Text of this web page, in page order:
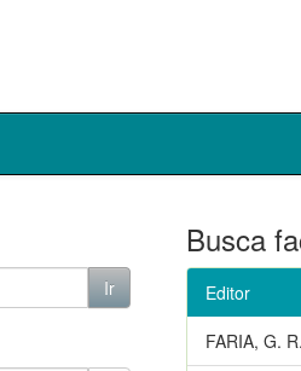
Busca
Editor
FARIA, G. R.